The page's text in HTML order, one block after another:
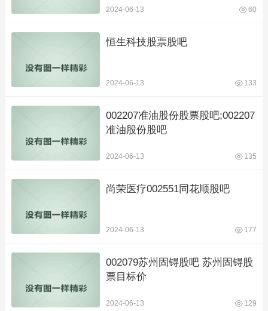
2024-06-13 60
恒生科技股票股吧
2024-06-13 133
002207准油股份股票股吧;002207
准油股份股吧
2024-06-13 135
尚荣医疗002551同花顺股吧
2024-06-13 177
002079苏州固锝股吧 苏州固锝股
票目标价
2024-06-13 129